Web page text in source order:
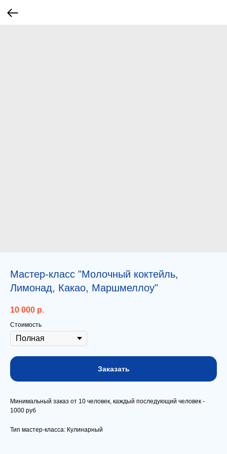
Мастер-класс "Молочный коктейль,
Лимонад, Какао, Маршмеллоу"
10 000 р.
Стоимость
Заказать
Минимальный заказ от 10 человек, каждый последующий человек -
1000 руб
Тип мастер-класса: Кулинарный